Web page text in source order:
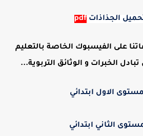
الجذاذات pdf
على الفيسبوك الخاصة بالتعليم
الخبرات و الوثائق التربوية...
الاول ابتدائي
الثاني ابتدائي